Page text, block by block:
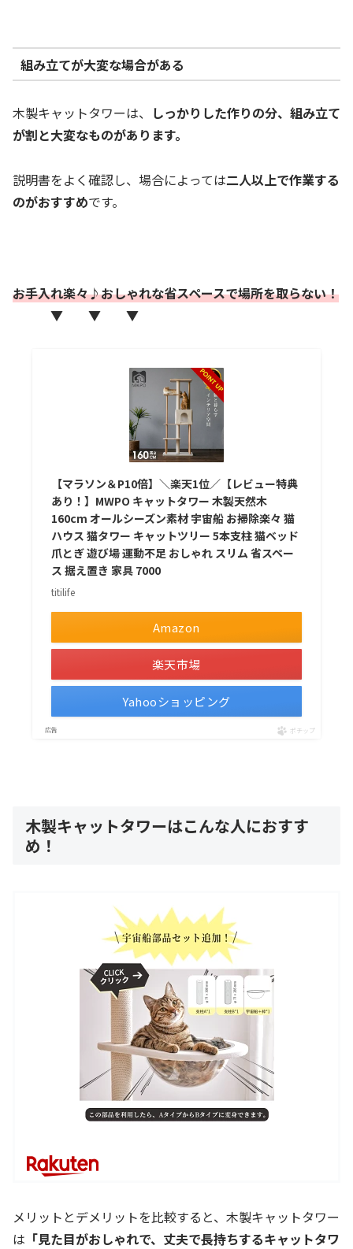
組み立てが大変な場合がある
木製キャットタワーは、 しっかりした作りの分、組み立て
が割と大変なものがあります。
説明書をよく確認し、場合によっては二人以上で作業する
のがおすすめです。
お手入れ楽々♪おしゃれな省スペースで場所を取らない！
▼ ▼ ▼
【マラソン＆P10倍】＼楽天1位／【レビュー特典
あり！】MWPO キャットタワー 木製天然木
160cm オールシーズン素材 宇宙船 お掃除楽々 猫
ハウス 猫タワー キャットツリー 5本支柱 猫ベッド
爪とぎ 遊び場 運動不足 おしゃれ スリム 省スペー
ス 据え置き 家具 7000
titilife
Amazon
楽天市場
Yahooショッピング
ポチップ
木製キャットタワーはこんな人におすす
め！
メリットとデメリットを比較すると、木製キャットタワー
は 「見た目がおしゃれで、丈夫で長持ちするキャットタワ